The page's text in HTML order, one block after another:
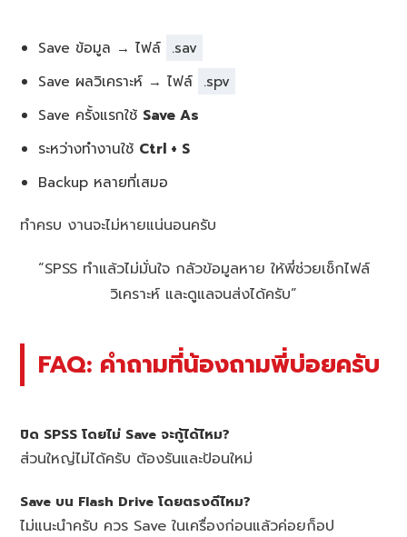
Save ข้อมูล → ไฟล์ .sav
Save ผลวิเคราะห์ → ไฟล์ .spv
Save ครั้งแรกใช้ Save As
ระหว่างทำงานใช้ Ctrl + S
Backup หลายที่เสมอ
ทำครบ งานจะไม่หายแน่นอนครับ
“SPSS ทำแล้วไม่มั่นใจ กลัวข้อมูลหาย ให้พี่ช่วยเช็กไฟล์
วิเคราะห์ และดูแลจนส่งได้ครับ”
FAQ: คำถามที่น้องถามพี่บ่อยครับ
ปิด SPSS โดยไม่ Save จะกู้ได้ไหม?
ส่วนใหญ่ไม่ได้ครับ ต้องรันและป้อนใหม่
Save บน Flash Drive โดยตรงดีไหม?
ไม่แนะนำครับ ควร Save ในเครื่องก่อนแล้วค่อยก็อป